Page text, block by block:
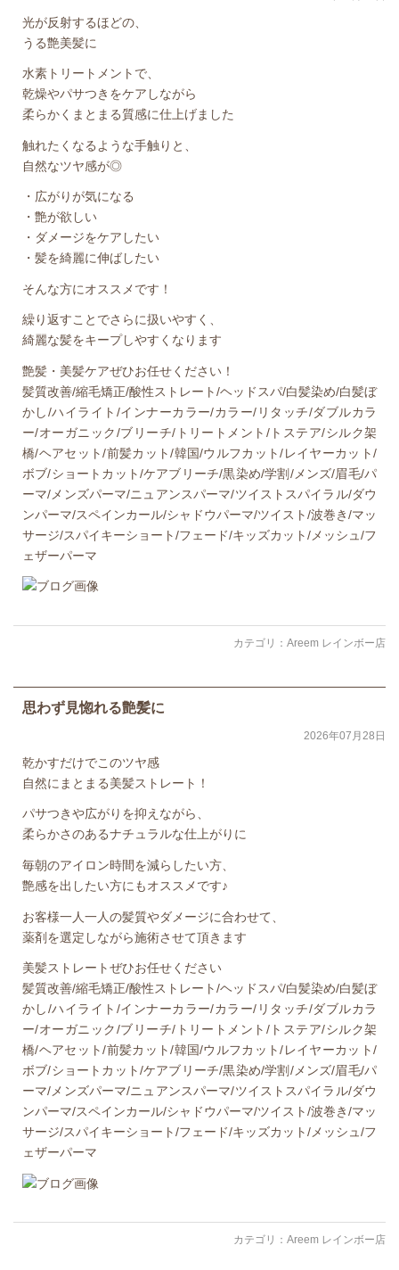
光が反射するほどの、
うる艶美髪に
水素トリートメントで、
乾燥やパサつきをケアしながら
柔らかくまとまる質感に仕上げました
触れたくなるような手触りと、
自然なツヤ感が◎
・広がりが気になる
・艶が欲しい
・ダメージをケアしたい
・髪を綺麗に伸ばしたい
そんな方にオススメです！
繰り返すことでさらに扱いやすく、
綺麗な髪をキープしやすくなります
艶髪・美髪ケアぜひお任せください！
髪質改善/縮毛矯正/酸性ストレート/ヘッドスパ/白髪染め/白髪ぼ
かし/ハイライト/インナーカラー/カラー/リタッチ/ダブルカラ
ー/オーガニック/ブリーチ/トリートメント/トステア/シルク架
橋/ヘアセット/前髪カット/韓国/ウルフカット/レイヤーカット/
ボブ/ショートカット/ケアブリーチ/黒染め/学割/メンズ/眉毛/パ
ーマ/メンズパーマ/ニュアンスパーマ/ツイストスパイラル/ダウ
ンパーマ/スペインカール/シャドウパーマ/ツイスト/波巻き/マッ
サージ/スパイキーショート/フェード/キッズカット/メッシュ/フ
ェザーパーマ
カテゴリ： Areem レインボー店
思わず見惚れる艶髪に
2026年07月28日
乾かすだけでこのツヤ感
自然にまとまる美髪ストレート！
パサつきや広がりを抑えながら、
柔らかさのあるナチュラルな仕上がりに
毎朝のアイロン時間を減らしたい方、
艶感を出したい方にもオススメです♪
お客様一人一人の髪質やダメージに合わせて、
薬剤を選定しながら施術させて頂きます
美髪ストレートぜひお任せください
髪質改善/縮毛矯正/酸性ストレート/ヘッドスパ/白髪染め/白髪ぼ
かし/ハイライト/インナーカラー/カラー/リタッチ/ダブルカラ
ー/オーガニック/ブリーチ/トリートメント/トステア/シルク架
橋/ヘアセット/前髪カット/韓国/ウルフカット/レイヤーカット/
ボブ/ショートカット/ケアブリーチ/黒染め/学割/メンズ/眉毛/パ
ーマ/メンズパーマ/ニュアンスパーマ/ツイストスパイラル/ダウ
ンパーマ/スペインカール/シャドウパーマ/ツイスト/波巻き/マッ
サージ/スパイキーショート/フェード/キッズカット/メッシュ/フ
ェザーパーマ
カテゴリ： Areem レインボー店